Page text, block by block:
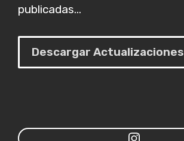
publicadas...
Descargar Actualizaciones